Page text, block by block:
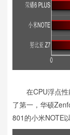
在CPU浮点性
了第一，华硕
801的小米NOTE